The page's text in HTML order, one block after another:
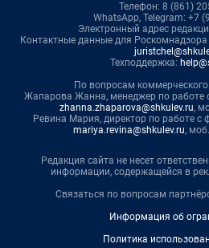
Телефон: 8 (861)
WhatsApp, Telegram: +7
Электронный адрес
Контактные данные для Роскомнадзора
Техподдержка:
По вопросам коммерческого
Жапарова Жанна, менеджер по работе
zhanna.zhaparova@shkulev.ru,
Ревина Мария, директор по работе
mariya.revina@shkulev.ru,
Редакция сайта не несет
информации, содержащейся в
Связаться по вопросам
Информация об
Политика